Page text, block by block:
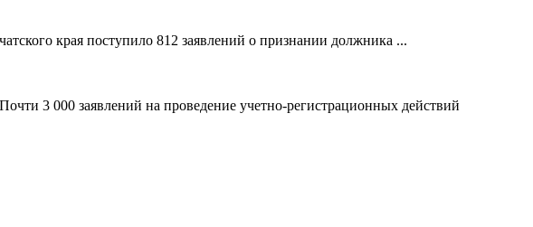
края поступило 812 заявлений о признании должника ...
3 000 заявлений на проведение учетно-регистрационных действий